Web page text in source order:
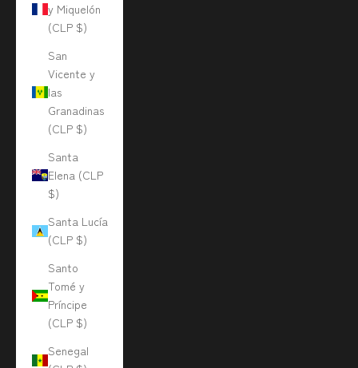
y Miquelón
(CLP $)
San
Vicente y
las
Granadinas
(CLP $)
Santa
Elena (CLP
$)
Santa Lucía
(CLP $)
Santo
Tomé y
Príncipe
(CLP $)
Senegal